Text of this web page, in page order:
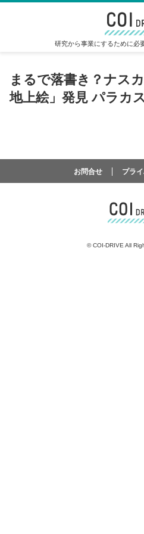
研究から事業にするために必
まるで落書き？ナス
地上絵」発見 パラカ
お問合せ プラ
©COI-DRIVE All